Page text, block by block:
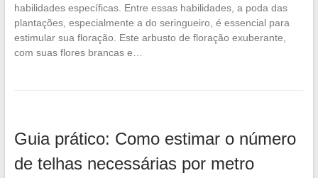
habilidades específicas. Entre essas habilidades, a poda das
plantações, especialmente a do seringueiro, é essencial para
estimular sua floração. Este arbusto de floração exuberante,
com suas flores brancas e…
Guia prático: Como estimar o número
de telhas necessárias por metro